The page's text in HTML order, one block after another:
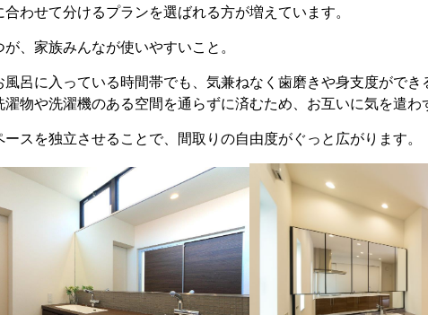
わせて分けるプランを選ばれる方が増えています。
、家族みんなが使いやすいこと。
風呂に入っている時間帯でも、気兼ねなく歯磨きや身支度がで
濯物や洗濯機のある空間を通らずに済むため、お互いに気を遣わ
ースを独立させることで、間取りの自由度がぐっと広がります。